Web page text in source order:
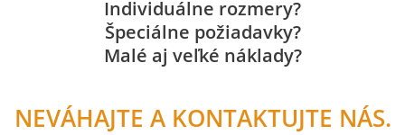
Individuálne rozmery?
Špeciálne požiadavky?
Malé aj veľké náklady?
NEVÁHAJTE A KONTAKTUJTE NÁS.